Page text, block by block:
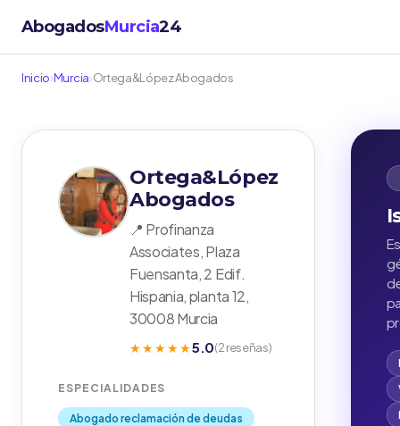
AbogadosMurcia24
Inicio›Murcia›Ortega&López Abogados
Ortega&López
Abogados
📍 Profinanza
Associates, Plaza
Fuensanta, 2 Edif.
Hispania, planta 12,
30008 Murcia
★★★★★5.0(2 reseñas)
ESPECIALIDADES
Abogado reclamación de deudas